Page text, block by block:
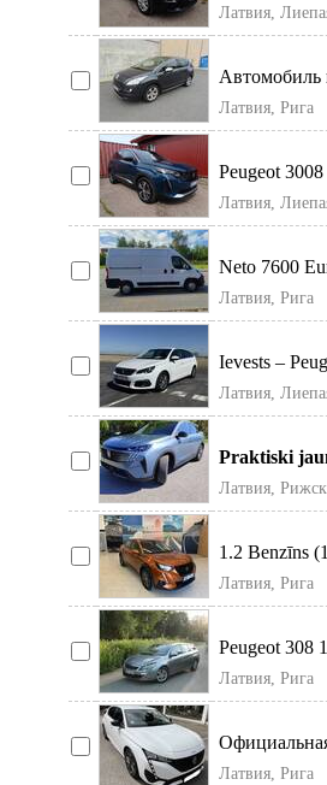
Латвия,
Автомобиль
информацию
Латвия, Рига
Peugeot
Латвия,
Neto 7600
Латвия, Рига
Ievests –
Латвия,
Praktiski
automāts ar
Латвия,
1.2 Benzīns
2027.Ga
Латвия, Рига
Peugeot 308
Amserv
Латвия, Рига
Tech 130 A
Латвия, Рига